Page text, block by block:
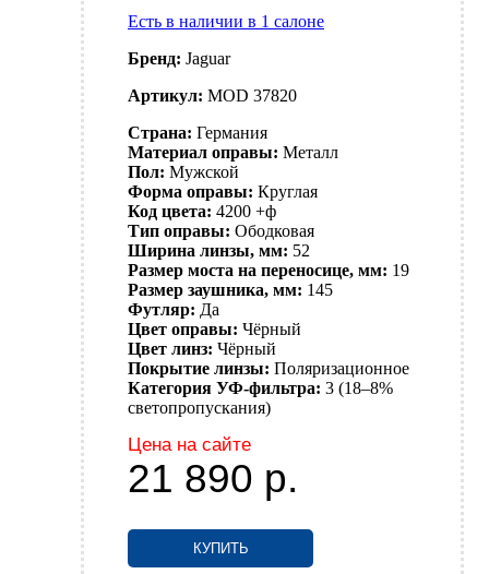
Есть в наличии в 1 салоне
Бренд: Jaguar
Артикул: MOD 37820
Страна: Германия
Материал оправы: Металл
Пол: Мужской
Форма оправы: Круглая
Код цвета: 4200 +ф
Тип оправы: Ободковая
Ширина линзы, мм: 52
Размер моста на переносице, мм: 19
Размер заушника, мм: 145
Футляр: Да
Цвет оправы: Чёрный
Цвет линз: Чёрный
Покрытие линзы: Поляризационное
Категория УФ-фильтра: 3 (18–8%
светопропускания)
Цена на сайте
21 890 р.
КУПИТЬ